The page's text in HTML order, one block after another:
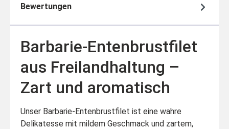
Bewertungen
Barbarie-Entenbrustfilet
aus Freilandhaltung –
Zart und aromatisch
Unser Barbarie-Entenbrustfilet ist eine wahre
Delikatesse mit mildem Geschmack und zartem,